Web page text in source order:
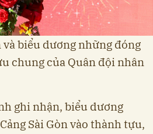
và biểu dương những đóng
chung của Quân đội nhân
ghi nhận, biểu dương
Sài Gòn vào thành tựu,